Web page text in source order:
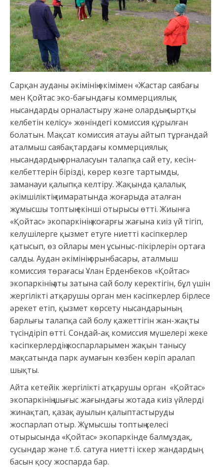
Сарқан ауданы әкімінің өкімімен «Жастар саябағы
мен Қойтас эко-бағындағы коммерциялық
нысандарды орналастыру және олардың сыртқы
келбетін келісу» жөніндегі комиссия құрылған
болатын. Мақсат комиссия атауы айтып тұрғандай
аталмыш саябақтардағы коммерциялық
нысандардың орналасуын талапқа сай ету, кесін-
келбеттерін бірізді, көрер көзге тартымды,
заманауи қалыпқа келтіру. Жақында қалалық
әкімшіліктің ғимаратында жоғарыда аталған
жұмысшы топтың екінші отырысы өтті. Жиынға
«Қойтас» экопаркінің жоғарғы жағына киіз үй тігіп,
келушілерге қызмет етуге ниетті кәсіпкерлер
қатысып, өз ойлары мен ұсыныс-пікірлерін ортаға
салды. Аудан әкімінің орынбасары, аталмыш
комиссия төрағасы Ұлан Ерденбеков «Қойтас»
экопаркінің аты затына сай болу керектігін, бұл үшін
жергілікті атқарушы орган мен кәсіпкерлер бірлесе
әрекет етіп, қызмет көрсету нысандарының
барлығы талапқа сай болу қажеттігін жан-жақты
түсіндіріп өтті. Сондай-ақ комиссия мүшелері жеке
кәсіпкерлердің жоспарларымен жақын танысу
мақсатында парк аумағын көзбен көріп аралап
шықты.
Айта кетейік жергілікті атқарушы орган «Қойтас»
экопаркінің шығыс жағындағы жотада киіз үйлерді
жинақтап, қазақ ауылын қалыптастыруды
жоспарлап отыр. Жұмысшы топтың келесі
отырысында «Қойтас» экопаркінде балмұздақ,
сусындар және т.б. сатуға ниетті іскер жандардың
басын қосу жоспарда бар.